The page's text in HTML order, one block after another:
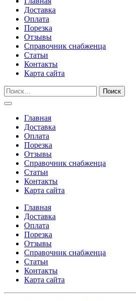
Доставка
Оплата
Порезка
Отзывы
Справочник снабженца
Статьи
Контакты
Карта сайта
Главная
Доставка
Оплата
Порезка
Отзывы
Справочник снабженца
Статьи
Контакты
Карта сайта
Главная
Доставка
Оплата
Порезка
Отзывы
Справочник снабженца
Статьи
Контакты
Карта сайта